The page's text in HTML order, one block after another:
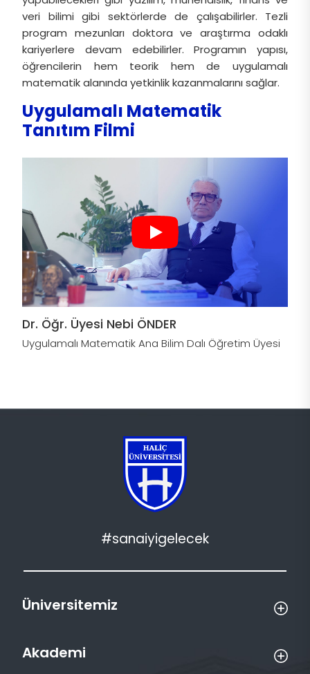
veri bilimi gibi sektörlerde de çalışabilirler. Tezli
program mezunları doktora ve araştırma odaklı
kariyerlere devam edebilirler. Programın yapısı,
öğrencilerin hem teorik hem de uygulamalı
matematik alanında yetkinlik kazanmalarını sağlar.
Uygulamalı Matematik
Tanıtım Filmi
Dr. Öğr. Üyesi Nebi ÖNDER
Uygulamalı Matematik Ana Bilim Dalı Öğretim Üyesi
#sanaiyigelecek
Üniversitemiz
Akademi